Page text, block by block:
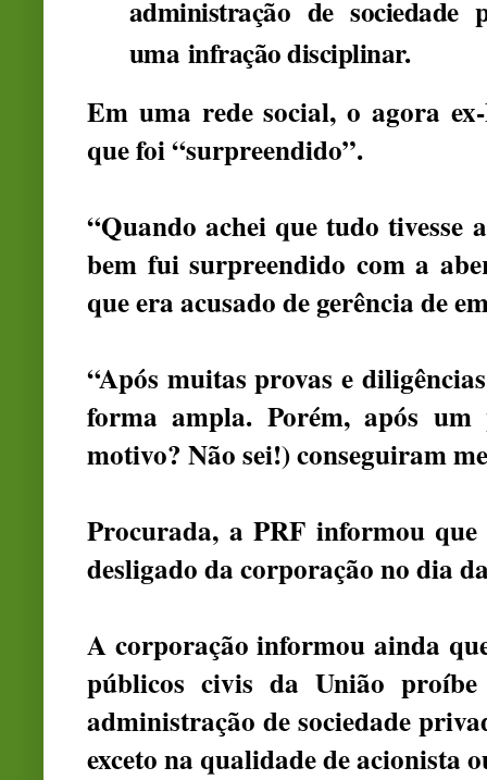
administração de
uma infração disciplinar.
Em uma rede social, o agora
que foi “surpreendido”.
“Quando achei que tudo tivesse
bem fui surpreendido com a
que era acusado de gerência de
“Após muitas provas e
forma ampla. Porém, após
motivo? Não sei!) conseguiram
Procurada, a PRF informou
desligado da corporação no dia
A corporação informou ainda
públicos civis da União
administração de sociedade
exceto na qualidade de acionista